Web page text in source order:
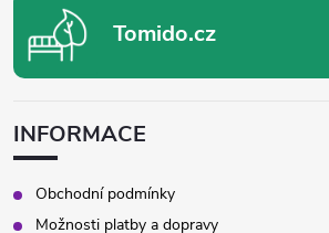
Tomido.cz
INFORMACE
Obchodní podmínky
Možnosti platby a dopravy